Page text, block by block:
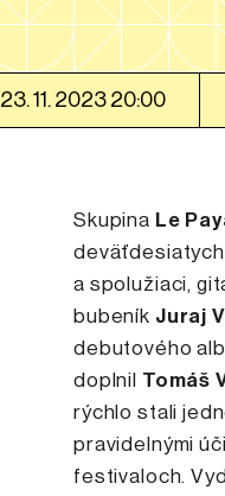
23. 11. 2023 20:00
Skupina Le
deväťdesiatych
a spolužiaci,
bubeník Juraj
debutového
doplnil Tomáš
rýchlo stali
pravidelnými
festivaloch.